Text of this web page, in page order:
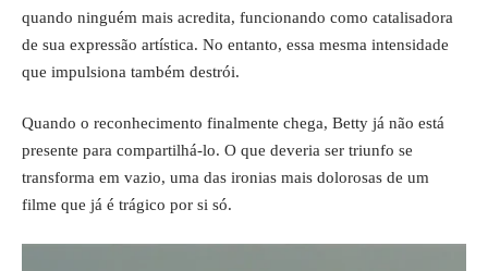
quando ninguém mais acredita, funcionando como catalisadora
de sua expressão artística. No entanto, essa mesma intensidade
que impulsiona também destrói.
Quando o reconhecimento finalmente chega, Betty já não está
presente para compartilhá-lo. O que deveria ser triunfo se
transforma em vazio, uma das ironias mais dolorosas de um
filme que já é trágico por si só.